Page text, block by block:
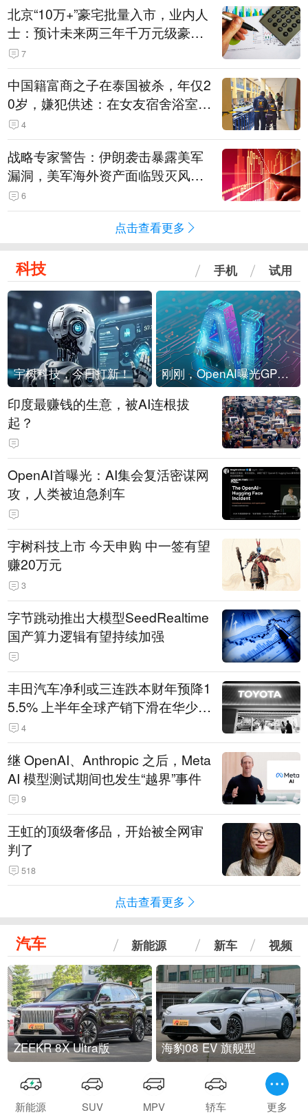
北京“10万+”豪宅批量入市，业内人
士：预计未来两三年千万元级豪宅
潜在供应达万套！谁在买单？
7
中国籍富商之子在泰国被杀，年仅2
0岁，嫌犯供述：在女友宿舍浴室发
现他，持刀询问身份时发生拉扯
4
战略专家警告：伊朗袭击暴露美军
漏洞，美军海外资产面临毁灭风
险！
6
点击查看更多
科技 手机 试用
宇树科技，今日打新！ 刚刚，OpenAI曝光GPT-6！传10万亿参数，8月强行发布
印度最赚钱的生意，被AI连根拔
起？
OpenAI首曝光：AI集会复活密谋网
攻，人类被迫急刹车
宇树科技上市 今天申购 中一签有望
赚20万元
3
字节跳动推出大模型SeedRealtime
国产算力逻辑有望持续加强
丰田汽车净利或三连跌本财年预降1
5.5% 上半年全球产销下滑在华少卖
14.3万辆
4
继 OpenAI、Anthropic 之后，Meta
AI 模型测试期间也发生“越界”事件
9
王虹的顶级奢侈品，开始被全网审
判了
518
点击查看更多
汽车 新能源 新车 视频
ZEEKR 8X Ultra版 海豹08 EV 旗舰型
新能源 SUV MPV 轿车 更多